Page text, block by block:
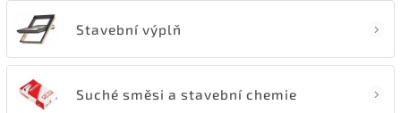
Stavební výplň
Suché směsi a stavební chemie